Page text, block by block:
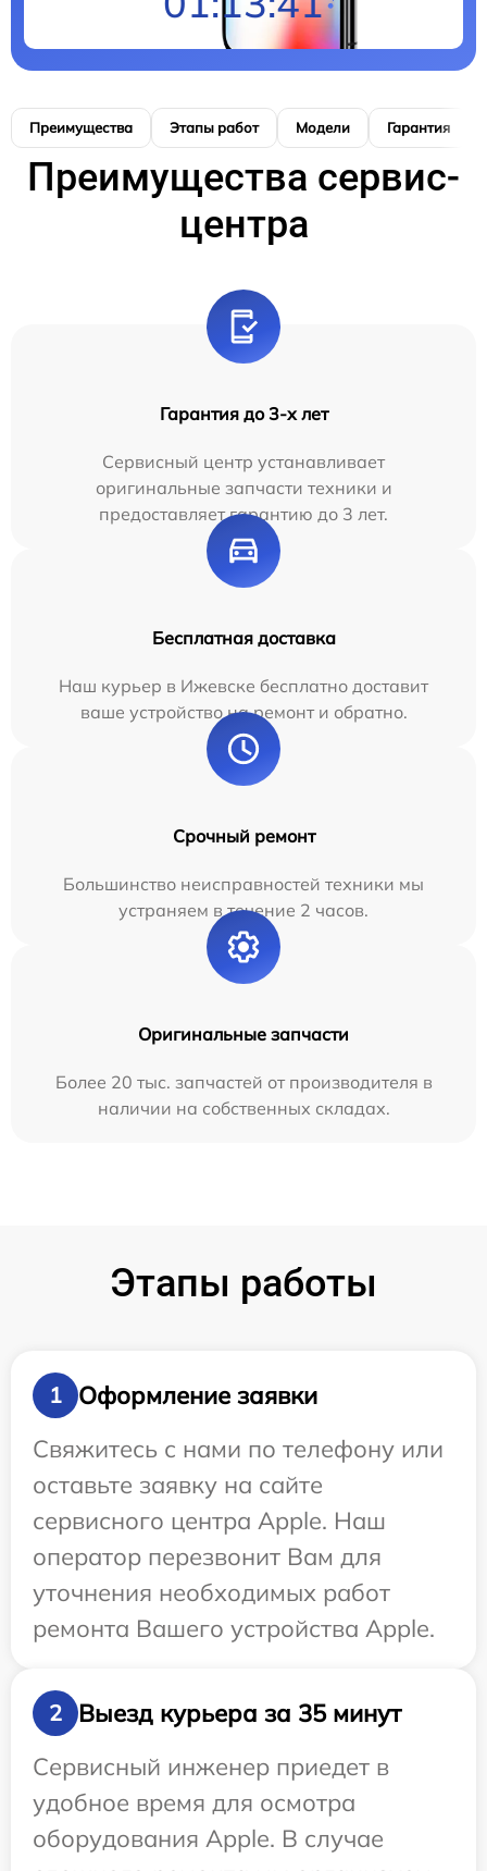
Преимущества Этапы работ Модели Гарантия
Преимущества сервис-
центра
Гарантия до 3-х лет
Сервисный центр устанавливает
оригинальные запчасти техники и
предоставляет гарантию до 3 лет.
Бесплатная доставка
Наш курьер в Ижевске бесплатно доставит
ваше устройство на ремонт и обратно.
Срочный ремонт
Большинство неисправностей техники мы
устраняем в течение 2 часов.
Оригинальные запчасти
Более 20 тыс. запчастей от производителя в
наличии на собственных складах.
Этапы работы
1
Оформление заявки
Свяжитесь с нами по телефону или
оставьте заявку на сайте
сервисного центра Apple. Наш
оператор перезвонит Вам для
уточнения необходимых работ
ремонта Вашего устройства Apple.
2
Выезд курьера за 35 минут
Сервисный инженер приедет в
удобное время для осмотра
оборудования Apple. В случае